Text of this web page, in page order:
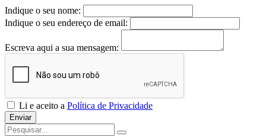
Indique o seu nome:
Indique o seu endereço de email:
Escreva aqui a sua mensagem:
Li e aceito a Política de Privacidade
Enviar